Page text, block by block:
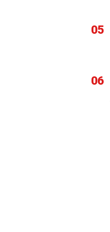
05
06